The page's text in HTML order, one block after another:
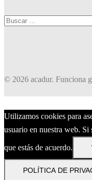
Buscar:
© 2026 acadur. Funciona
Utilizamos cookies para
usuario en nuestra web.
que estás de acuerdo.
POLÍTICA DE